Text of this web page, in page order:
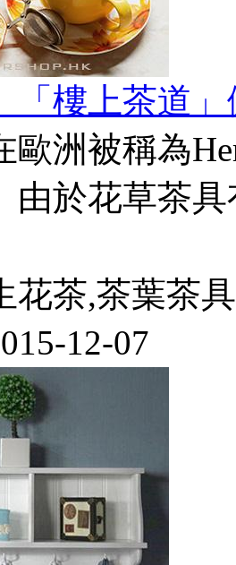
「樓上茶道
歐洲被稱為
由於花草茶
花茶,茶葉茶
12-07